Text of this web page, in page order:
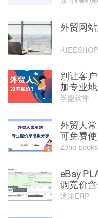
外贸网
-UEESHOP
别让客
加专业
孚盟软件
外贸人
可免费使
Zoho
eBay
调竞价
通途ERP